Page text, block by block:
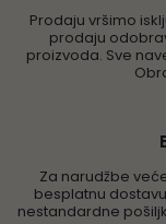
Prodaju vršimo
prodaju
proizvoda. Sve
Za narudžbe
besplatnu
nestandardne